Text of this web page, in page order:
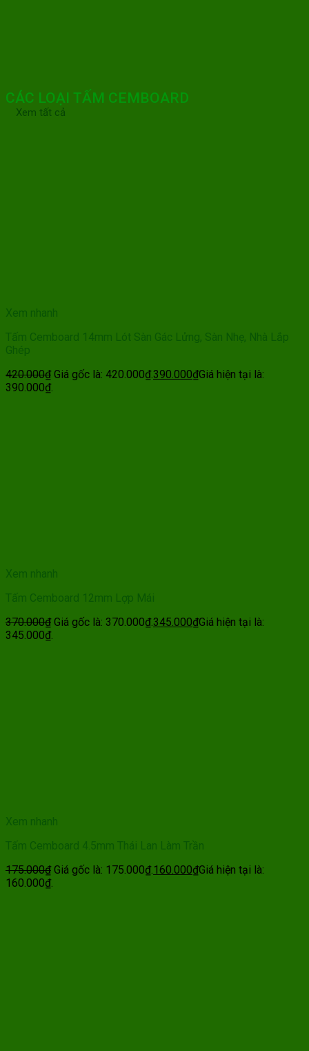
CÁC LOẠI TẤM CEMBOARD
Xem tất cả
Xem nhanh
Tấm Cemboard 14mm Lót Sàn Gác Lửng, Sàn Nhẹ, Nhà Lắp
Ghép
420.000₫ Giá gốc là: 420.000₫.390.000₫Giá hiện tại là:
390.000₫.
Xem nhanh
Tấm Cemboard 12mm Lợp Mái
370.000₫ Giá gốc là: 370.000₫.345.000₫Giá hiện tại là:
345.000₫.
Xem nhanh
Tấm Cemboard 4.5mm Thái Lan Làm Trần
175.000₫ Giá gốc là: 175.000₫.160.000₫Giá hiện tại là:
160.000₫.